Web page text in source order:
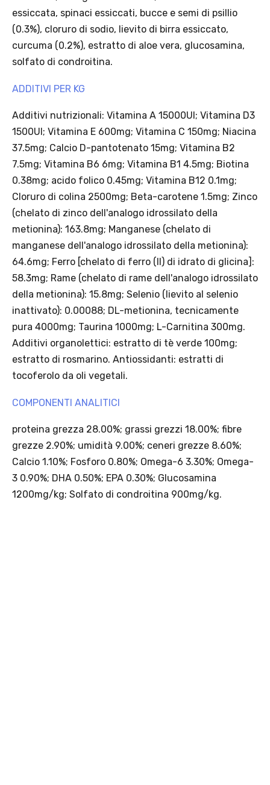
essiccata, spinaci essiccati, bucce e semi di psillio
(0.3%), cloruro di sodio, lievito di birra essiccato,
curcuma (0.2%), estratto di aloe vera, glucosamina,
solfato di condroitina.
ADDITIVI PER KG
Additivi nutrizionali: Vitamina A 15000UI; Vitamina D3
1500UI; Vitamina E 600mg; Vitamina C 150mg; Niacina
37.5mg; Calcio D-pantotenato 15mg; Vitamina B2
7.5mg; Vitamina B6 6mg; Vitamina B1 4.5mg; Biotina
0.38mg; acido folico 0.45mg; Vitamina B12 0.1mg;
Cloruro di colina 2500mg; Beta-carotene 1.5mg; Zinco
(chelato di zinco dell'analogo idrossilato della
metionina): 163.8mg; Manganese (chelato di
manganese dell'analogo idrossilato della metionina):
64.6mg; Ferro [chelato di ferro (II) di idrato di glicina]:
58.3mg; Rame (chelato di rame dell'analogo idrossilato
della metionina): 15.8mg; Selenio (lievito al selenio
inattivato): 0.00088; DL-metionina, tecnicamente
pura 4000mg; Taurina 1000mg; L-Carnitina 300mg.
Additivi organolettici: estratto di tè verde 100mg;
estratto di rosmarino. Antiossidanti: estratti di
tocoferolo da oli vegetali.
COMPONENTI ANALITICI
proteina grezza 28.00%; grassi grezzi 18.00%; fibre
grezze 2.90%; umidità 9.00%; ceneri grezze 8.60%;
Calcio 1.10%; Fosforo 0.80%; Omega-6 3.30%; Omega-
3 0.90%; DHA 0.50%; EPA 0.30%; Glucosamina
1200mg/kg; Solfato di condroitina 900mg/kg.
· Sconto: 5% riservato esclusivamente ai prodotti a marchio
Platinum.
· Condizione di validità: lo sconto è applicabile solo se il cliente
seleziona la spedizione InPost.
· Effetto sul carrello: una volta aggiunto un prodotto Platinum in
offerta, l’intero carrello viene spedito tramite InPost (non più
corriere standard).
· Limite di peso: il carrello spedito con InPost non può superare 25
kg complessivi (peso lordo dei prodotti).
Scopri i prodotti Platinum